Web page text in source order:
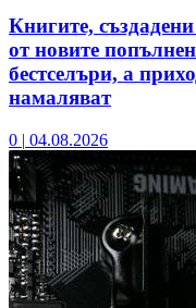
Книгите,
от новите
бестселъри, а
намаляват
0 | 04.08.2026